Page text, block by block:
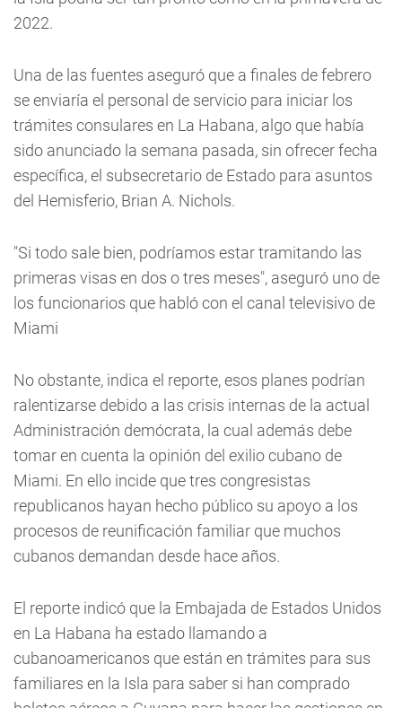
2022.
Una de las fuentes aseguró que a finales de febrero
se enviaría el personal de servicio para iniciar los
trámites consulares en La Habana, algo que había
sido anunciado la semana pasada, sin ofrecer fecha
específica, el subsecretario de Estado para asuntos
del Hemisferio, Brian A. Nichols.
"Si todo sale bien, podríamos estar tramitando las
primeras visas en dos o tres meses", aseguró uno de
los funcionarios que habló con el canal televisivo de
Miami
No obstante, indica el reporte, esos planes podrían
ralentizarse debido a las crisis internas de la actual
Administración demócrata, la cual además debe
tomar en cuenta la opinión del exilio cubano de
Miami. En ello incide que tres congresistas
republicanos hayan hecho público su apoyo a los
procesos de reunificación familiar que muchos
cubanos demandan desde hace años.
El reporte indicó que la Embajada de Estados Unidos
en La Habana ha estado llamando a
cubanoamericanos que están en trámites para sus
familiares en la Isla para saber si han comprado